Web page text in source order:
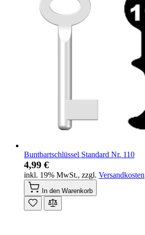
Buntbartschlüssel Standard Nr. 110
4,99 €
inkl. 19% MwSt., zzgl. Versandkosten
In den Warenkorb